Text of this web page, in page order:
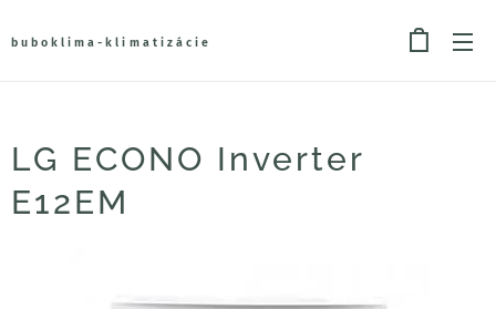
buboklima-klimatizácie
LG ECONO Inverter
E12EM